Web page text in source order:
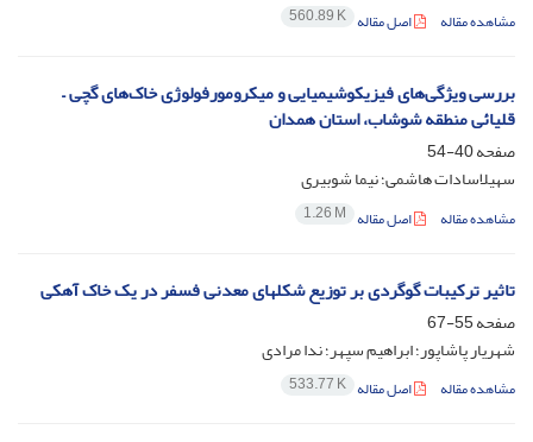
مشاهده مقاله اصل مقاله 560.89 K
بررسی ویژگی‌های فیزیکوشیمیایی و میکرومورفولوژی خاک‌های گچی –
قلیائی منطقه شوشاب، استان همدان
صفحه40-54
سهیلاسادات هاشمی؛ نیما شوبیری
مشاهده مقاله اصل مقاله 1.26 M
تاثیر ترکیبات گوگردی بر توزیع شکلهای معدنی فسفر در یک خاک آهکی
صفحه55-67
شهریار پاشاپور؛ ابراهیم سپهر؛ ندا مرادی
مشاهده مقاله اصل مقاله 533.77 K